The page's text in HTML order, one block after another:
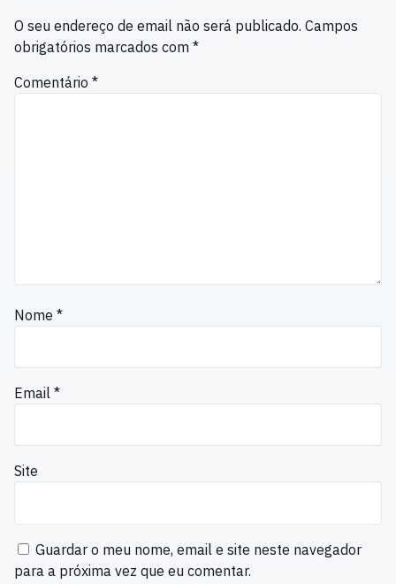
O seu endereço de email não será publicado. Campos
obrigatórios marcados com *
Comentário *
Nome *
Email *
Site
Guardar o meu nome, email e site neste navegador
para a próxima vez que eu comentar.